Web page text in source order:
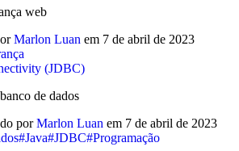
web
Marlon Luan em 7 de abril de 2023
(JDBC)
de dados
porMarlon Luan em 7 de abril de 2023
#Java#JDBC#Programação